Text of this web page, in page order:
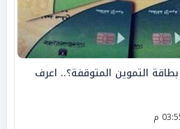
التموين المتوقفة؟.. اعرف